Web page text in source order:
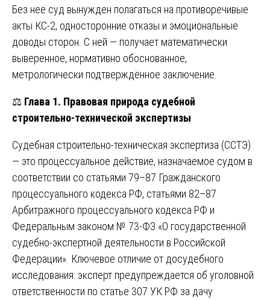
Без неё суд вынужден полагаться на противоречивые
акты КС-2, односторонние отказы и эмоциональные
доводы сторон. С ней — получает математически
выверенное, нормативно обоснованное,
метрологически подтверждённое заключение.
⚖️ Глава 1. Правовая природа судебной
строительно-технической экспертизы
Судебная строительно-техническая экспертиза (ССТЭ)
— это процессуальное действие, назначаемое судом в
соответствии со статьями 79–87 Гражданского
процессуального кодекса РФ, статьями 82–87
Арбитражного процессуального кодекса РФ и
Федеральным законом № 73-ФЗ «О государственной
судебно-экспертной деятельности в Российской
Федерации». Ключевое отличие от досудебного
исследования: эксперт предупреждается об уголовной
ответственности по статье 307 УК РФ за дачу